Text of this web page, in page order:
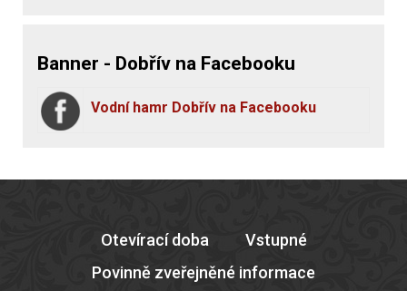
Banner - Dobřív na Facebooku
Vodní hamr Dobřív na Facebooku
Otevírací doba
Vstupné
Povinně zveřejněné informace